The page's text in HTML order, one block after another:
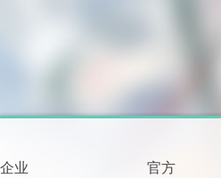
企业 官方